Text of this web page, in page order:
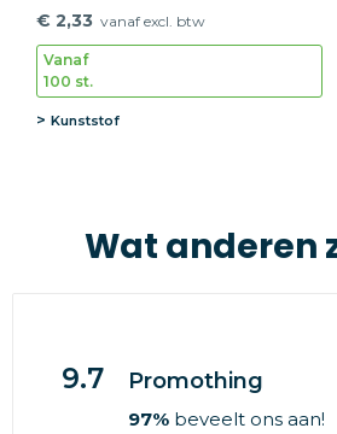
€ 2,33 vanaf excl. btw
Vanaf
100 st.
Kunststof
Wat anderen
9.7 Promothing
97%beveelt ons aan!